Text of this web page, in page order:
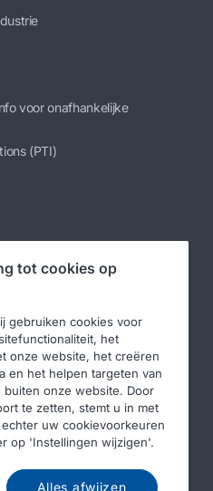
voor onafhankelijke
(PTI)
Privacy statement
DAF en cookies
Tax Report
tot cookies op
gebruiken cookies voor
het
onze website, het creëren
en het helpen targeten van
buiten onze website. Door
te zetten, stemt u in met
uw cookievoorkeuren
op 'Instellingen wijzigen'.
Alles afwijzen